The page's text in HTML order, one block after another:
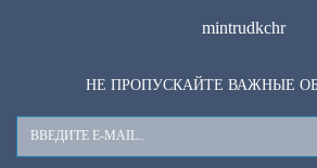
mintrudkchr
НЕ ПРОПУСКАЙТЕ ВАЖНЫЕ
Ваш
E-